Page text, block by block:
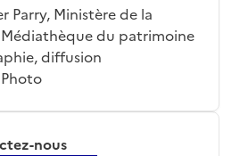
Parry, Ministère de la
Médiathèque du patrimoine
diffusion
nous